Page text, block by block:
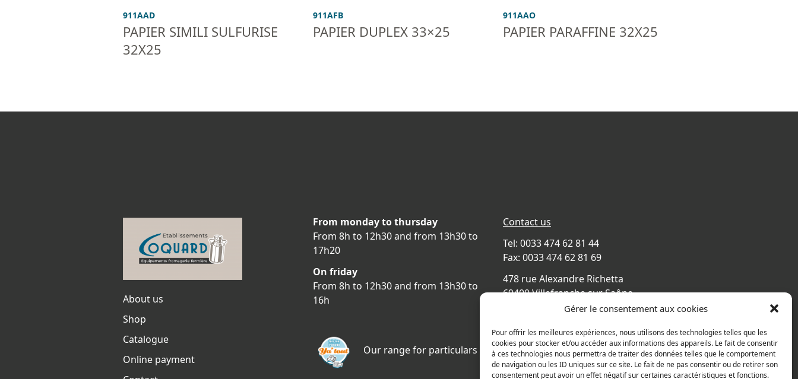
Gérer le consentement aux cookies
Pour offrir les meilleures expériences, nous utilisons des technologies telles que les
cookies pour stocker et/ou accéder aux informations des appareils. Le fait de consentir
à ces technologies nous permettra de traiter des données telles que le comportement
de navigation ou les ID uniques sur ce site. Le fait de ne pas consentir ou de retirer son
consentement peut avoir un effet négatif sur certaines caractéristiques et fonctions.
911AAD
PAPIER SIMILI SULFURISE
32X25
911AFB
PAPIER DUPLEX 33×25
911AAO
PAPIER PARAFFINE 32X25
About us
Shop
Catalogue
Online payment
From monday to thursday
From 8h to 12h30 and from 13h30 to
17h20
On friday
From 8h to 12h30 and from 13h30 to
16h
Our range for particulars
Contact us
Tel: 0033 474 62 81 44
Fax: 0033 474 62 81 69
478 rue Alexandre Richetta
69400 Villefranche sur Saône
Access map